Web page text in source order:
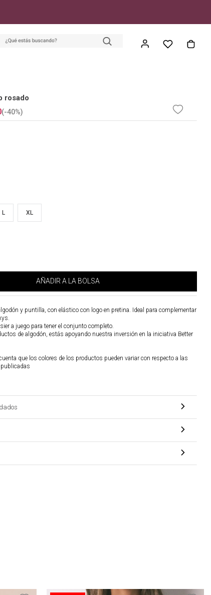
rosado
(-40%)
L XL
AÑADIR A LA BOLSA
y puntilla, con elástico con logo en pretina. Ideal para complementar
a juego para tener el conjunto completo.
de algodón, estás apoyando nuestra inversión en la iniciativa Better
que los colores de los productos pueden variar con respecto a las